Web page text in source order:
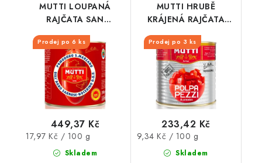
MUTTI LOUPANÁ
RAJČATA SAN
MARZANO PLECH
2500G
Prodej po 6 ks
Skladem
449,37 Kč
Měrná
17,97 Kč / 100 g
MUTTI HRUBĚ
KRÁJENÁ RAJČATA
PLECH 2500G
Prodej po 3 ks
Skladem
233,42 Kč
Měrná
9,34 Kč / 100 g